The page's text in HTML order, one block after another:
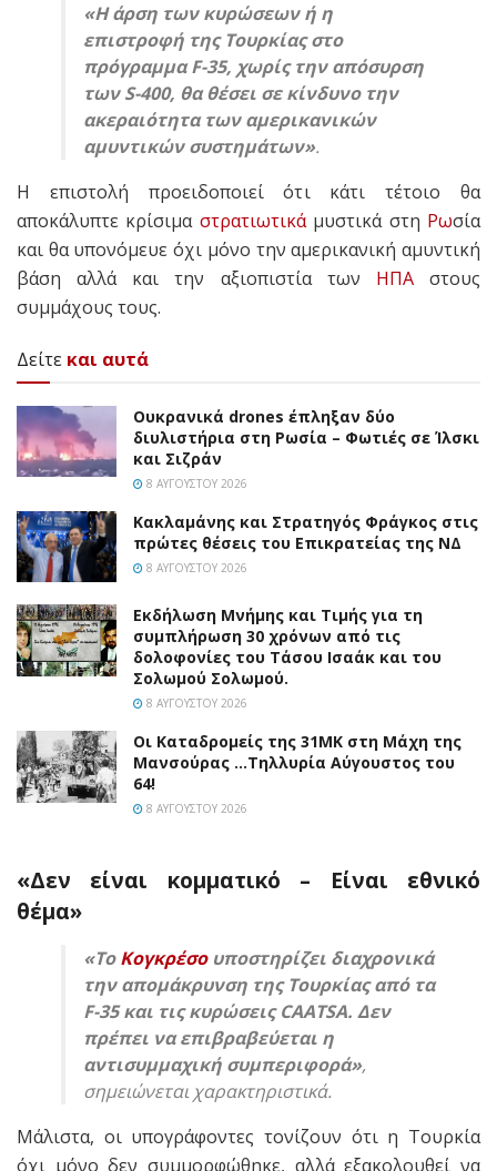
«Η άρση των κυρώσεων ή η
επιστροφή της Τουρκίας στο
πρόγραμμα F-35, χωρίς την απόσυρση
των S-400, θα θέσει σε κίνδυνο την
ακεραιότητα των αμερικανικών
αμυντικών συστημάτων».
Η επιστολή προειδοποιεί ότι κάτι τέτοιο θα
αποκάλυπτε κρίσιμα στρατιωτικάμυστικά στη Ρωσία
και θα υπονόμευε όχι μόνο την αμερικανική αμυντική
βάση αλλά και την αξιοπιστία των ΗΠΑστους
συμμάχους τους.
Δείτε και αυτά
Ουκρανικά drones έπληξαν δύο
διυλιστήρια στη Ρωσία – Φωτιές σε Ίλσκι
και Σιζράν
8 ΑΥΓΟΎΣΤΟΥ 2026
Κακλαμάνης και Στρατηγός Φράγκος στις
πρώτες θέσεις του Επικρατείας της ΝΔ
8 ΑΥΓΟΎΣΤΟΥ 2026
Εκδήλωση Μνήμης και Τιμής για τη
συμπλήρωση 30 χρόνων από τις
δολοφονίες του Τάσου Ισαάκ και του
Σολωμού Σολωμού.
8 ΑΥΓΟΎΣΤΟΥ 2026
Οι Καταδρομείς της 31ΜΚ στη Mάχη της
Μανσούρας …Τηλλυρία Αύγουστος του
64!
8 ΑΥΓΟΎΣΤΟΥ 2026
«Δεν είναι κομματικό – Είναι εθνικό
θέμα»
«ΤοΚογκρέσουποστηρίζει διαχρονικά
την απομάκρυνση της Τουρκίας από τα
F-35 και τις κυρώσεις CAATSA. Δεν
πρέπει να επιβραβεύεται η
αντισυμμαχική συμπεριφορά»,
σημειώνεται χαρακτηριστικά.
Μάλιστα, οι υπογράφοντες τονίζουν ότι η Τουρκία
όχι μόνο δεν συμμορφώθηκε, αλλά εξακολουθεί να